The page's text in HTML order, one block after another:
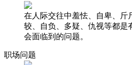
在人际交往中羞怯、自卑、斤
较、自负、多疑、仇视等都是
会面临到的问题。
职场问题